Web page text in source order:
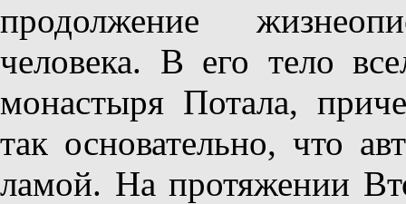
продолжение
человека. В его тело
монастыря Потала,
так основательно, что
ламой. На протяжении